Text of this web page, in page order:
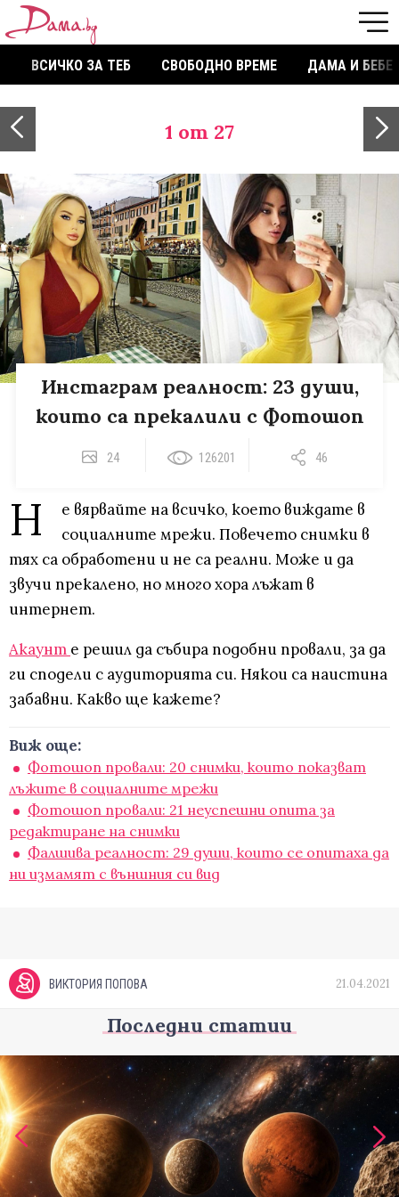
ВСИЧКО ЗА ТЕБ СВОБОДНО ВРЕМЕ ДАМА И БЕБЕ
1 от 27
Инстаграм реалност: 23 души,
които са прекалили с Фотошоп
24 126201 46
Н
е вярвайте на всичко, което виждате в
социалните мрежи. Повечето снимки в
тях са обработени и не са реални. Може и да
звучи прекалено, но много хора лъжат в
интернет.
Акаунт е решил да събира подобни провали, за да
ги сподели с аудиторията си. Някои са наистина
забавни. Какво ще кажете?
Виж още:
Фотошоп провали: 20 снимки, които показват
лъжите в социалните мрежи
Фотошоп провали: 21 неуспешни опита за
редактиране на снимки
Фалшива реалност: 29 души, които се опитаха да
ни измамят с външния си вид
ВИКТОРИЯ ПОПОВА 21.04.2021
Последни статии